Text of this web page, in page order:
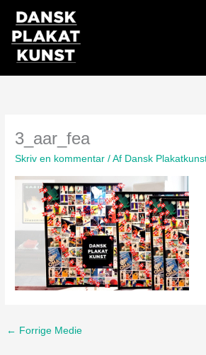
indholdet
3_aar_fea
Skriv en kommentar / Af Dansk
← Forrige Medie